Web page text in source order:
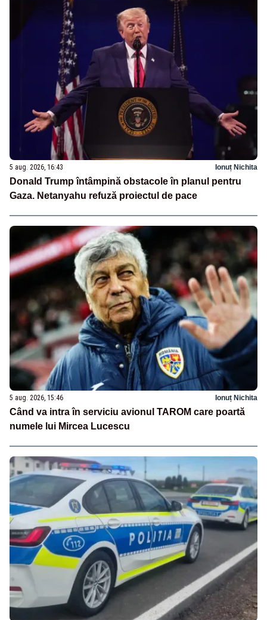
5 aug. 2026, 16:43 Ionuț Nichita
Donald Trump întâmpină obstacole în planul pentru
Gaza. Netanyahu refuză proiectul de pace
5 aug. 2026, 15:46 Ionuț Nichita
Când va intra în serviciu avionul TAROM care poartă
numele lui Mircea Lucescu